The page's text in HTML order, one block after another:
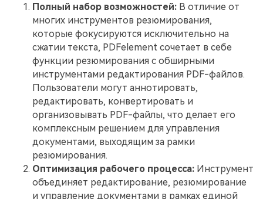
Полный набор возможностей: В отличие от
многих инструментов резюмирования,
которые фокусируются исключительно на
сжатии текста, PDFelement сочетает в себе
функции резюмирования с обширными
инструментами редактирования PDF-файлов.
Пользователи могут аннотировать,
редактировать, конвертировать и
организовывать PDF-файлы, что делает его
комплексным решением для управления
документами, выходящим за рамки
резюмирования.
Оптимизация рабочего процесса: Инструмент
объединяет редактирование, резюмирование
и управление документами в рамках единой